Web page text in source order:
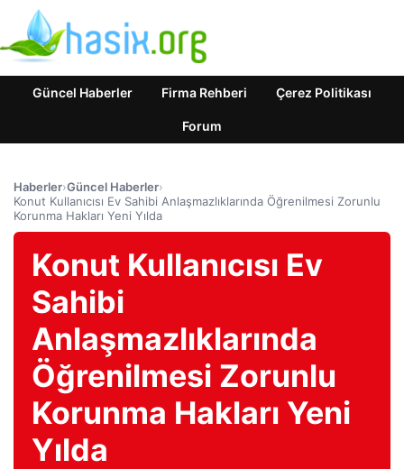
Güncel Haberler Firma Rehberi Çerez Politikası
Forum
Haberler›Güncel Haberler›
Konut Kullanıcısı Ev Sahibi Anlaşmazlıklarında Öğrenilmesi Zorunlu
Korunma Hakları Yeni Yılda
Konut Kullanıcısı Ev
Sahibi
Anlaşmazlıklarında
Öğrenilmesi Zorunlu
Korunma Hakları Yeni
Yılda